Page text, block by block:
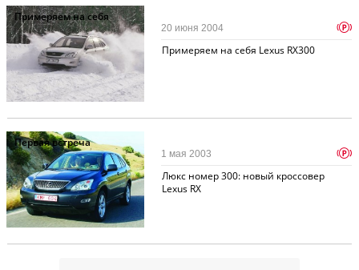
Примеряем на себя
Примеряем на себя Lexus RX300
20 июня 2004 p
Первая встреча
Люкс номер 300: новый кроссовер
Lexus RX
1 мая 2003 p